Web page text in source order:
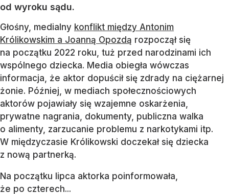
od wyroku sądu.
Głośny, medialny konflikt między Antonim
Królikowskim a Joanną Opozdą rozpoczął się
na początku 2022 roku, tuż przed narodzinami ich
wspólnego dziecka. Media obiegła wówczas
informacja, że aktor dopuścił się zdrady na ciężarnej
żonie. Później, w mediach społecznościowych
aktorów pojawiały się wzajemne oskarżenia,
prywatne nagrania, dokumenty, publiczna walka
o alimenty, zarzucanie problemu z narkotykami itp.
W międzyczasie Królikowski doczekał się dziecka
z nową partnerką.
Na początku lipca aktorka poinformowała,
że po czterech...